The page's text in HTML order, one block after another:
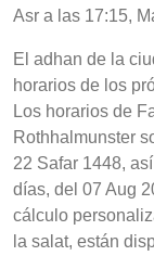
Asr a las 17:15,
El adhan de la
horarios de los
Los horarios de
Rothhalmunster
22 Safar 1448,
días, del 07 Aug
cálculo
la salat, están